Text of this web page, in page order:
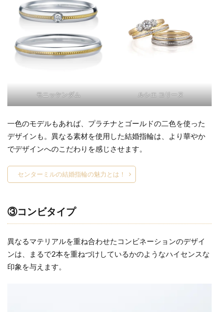
モニッケンダム ルシエ コリーヌ
一色のモデルもあれば、プラチナとゴールドの二色を使った
デザインも。異なる素材を使用した結婚指輪は、より華やか
でデザインへのこだわりを感じさせます。
センターミルの結婚指輪の魅力とは！
③コンビタイプ
異なるマテリアルを重ね合わせたコンビネーションのデザイ
ンは、まるで2本を重ねづけしているかのようなハイセンスな
印象を与えます。